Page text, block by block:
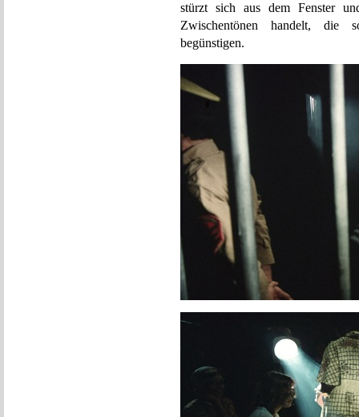
stürzt sich aus dem Fenster
Zwischentönen handelt, die
begünstigen.